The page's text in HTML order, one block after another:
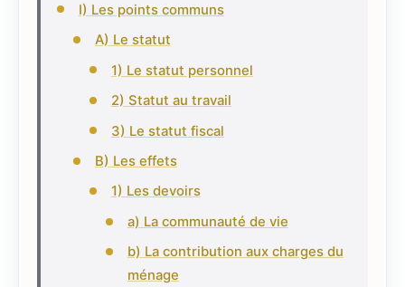
I) Les points communs
A) Le statut
1) Le statut personnel
2) Statut au travail
3) Le statut fiscal
B) Les effets
1) Les devoirs
a) La communauté de vie
b) La contribution aux charges du
ménage